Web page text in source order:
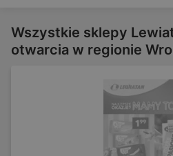
Wszystkie sklepy
otwarcia w regionie